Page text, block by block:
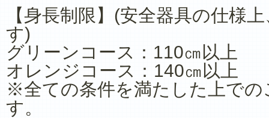
【身長制限】(安全器具の仕様
す)
グリーンコース：110㎝以上
オレンジコース：140㎝以上
※全ての条件を満たした上での
す。